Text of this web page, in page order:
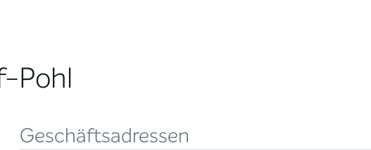
Pohl
Geschäftsadressen